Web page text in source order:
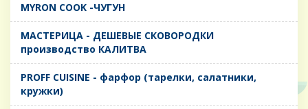
MYRON COOK -ЧУГУН
MАСТЕРИЦА - ДЕШЕВЫЕ СКОВОРОДКИ
производство КАЛИТВА
PROFF CUISINE - фарфор (тарелки, салатники,
кружки)